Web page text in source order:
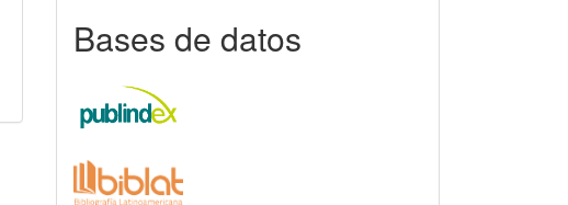
Bases de datos